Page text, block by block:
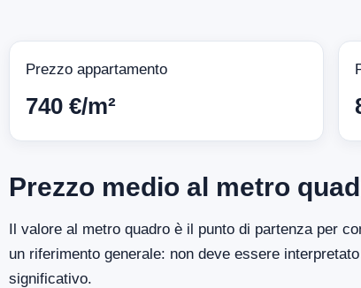
Prezzo appartamento
740 €/m²
Prezzo medio al metro
Il valore al metro quadro è il punto di partenza per
un riferimento generale: non deve essere
significativo.